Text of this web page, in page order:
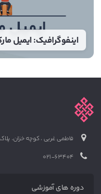
اینفوگرافیک: ایمیل
فاطمی غربی ، کوچه خزان، پلاک 2
021-63404
دوره های آموزشی